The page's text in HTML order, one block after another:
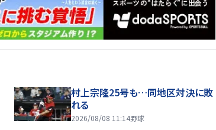
村上宗隆25号も…同地区対決に敗
れる
2026/08/08 11:14野球